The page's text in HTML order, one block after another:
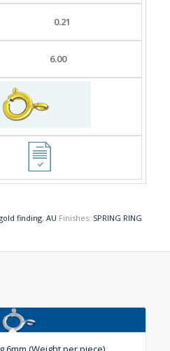
0.21
6.00
finding, AU Finishes: SPRING RING